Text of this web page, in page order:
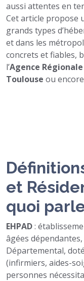
aussi attentes en
Cet article propose
grands types
et dans les
concrets et fiables,
l’Agence
Toulouse ou
et
quoi
EHPAD:
âgées
Départemental,
(infirmiers, aides-
personnes